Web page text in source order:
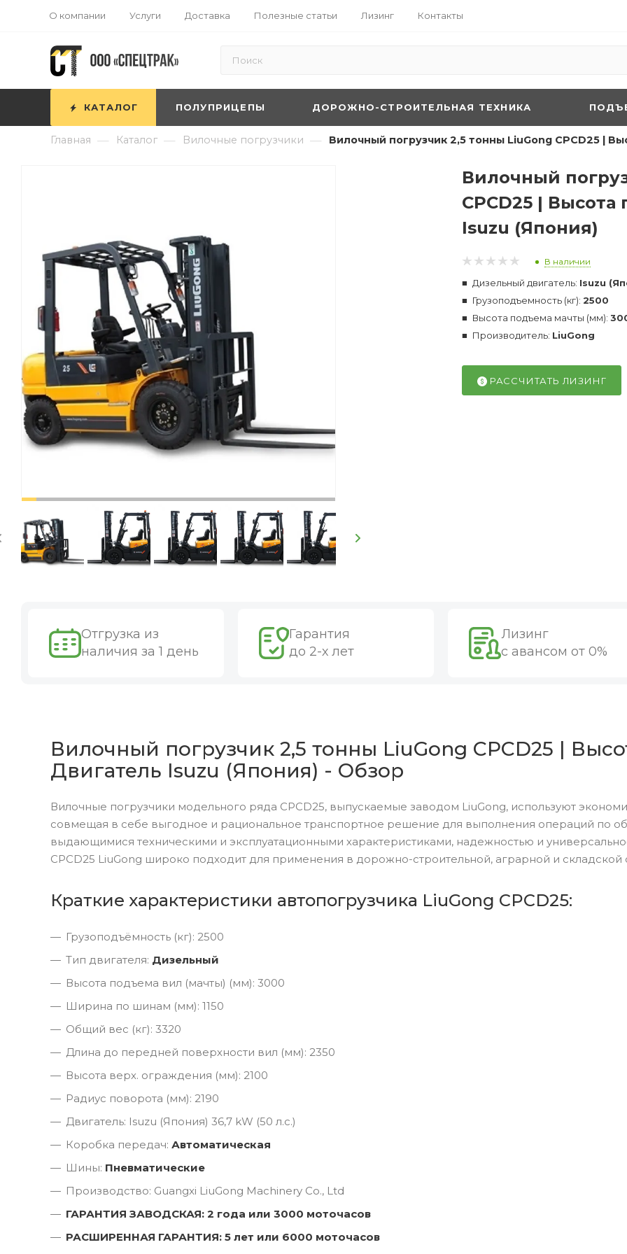
О компании Услуги Доставка Полезные статьи Лизинг Контакты
КАТАЛОГ ПОЛУПРИЦЕПЫ ДОРОЖНО-СТРОИТЕЛЬНАЯ ТЕХНИКА
Главная — Каталог — Вилочные погрузчики — Вилочный погрузчик 2,5 тонны LiuGong CPCD25 |
Вилочный
CPCD25 |
Isuzu (Япония)
В наличии
Дизельный двигатель: Isuzu
Грузоподъемность (кг): 2500
Высота подъема мачты (мм):
Производитель: LiuGong
РАССЧИТАТЬ ЛИЗИНГ
Отгрузка из
наличия за 1 день
Гарантия
до 2-х лет
Лизинг
с авансом от 0%
Вилочный погрузчик 2,5 тонны LiuGong CPCD25 |
Двигатель Isuzu (Япония) - Обзор
Вилочные погрузчики модельного ряда CPCD25, выпускаемые заводом LiuGong, используют
совмещая в себе выгодное и рациональное транспортное решение для выполнения операций по
выдающимися техническими и эксплуатационными характеристиками, надежностью и
CPCD25 LiuGong широко подходит для применения в дорожно-строительной, аграрной и складской
Краткие характеристики автопогрузчика LiuGong CPCD25:
Грузоподъёмность (кг): 2500
Тип двигателя: Дизельный
Высота подъема вил (мачты) (мм): 3000
Ширина по шинам (мм): 1150
Общий вес (кг): 3320
Длина до передней поверхности вил (мм): 2350
Высота верх. ограждения (мм): 2100
Радиус поворота (мм): 2190
Двигатель: Isuzu (Япония) 36,7 kW (50 л.с.)
Коробка передач: Автоматическая
Шины: Пневматические
Производство: Guangxi LiuGong Machinery Co., Ltd
ГАРАНТИЯ ЗАВОДСКАЯ: 2 года или 3000 моточасов
РАСШИРЕННАЯ ГАРАНТИЯ: 5 лет или 6000 моточасов